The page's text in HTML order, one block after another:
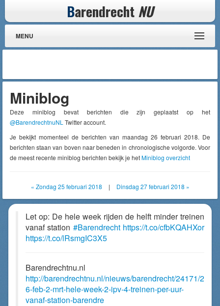
Barendrecht NU
MENU
Miniblog
Deze miniblog bevat berichten die zijn geplaatst op het
@BarendrechtnuNL Twitter account.
Je bekijkt momenteel de berichten van maandag 26 februari 2018. De
berichten staan van boven naar beneden in chronologische volgorde. Voor
de meest recente miniblog berichten bekijk je hetMiniblog overzicht
« Zondag 25 februari 2018 | Dinsdag 27 februari 2018 »
Let op: De hele week rijden de helft minder treinen
vanaf station #Barendrecht https://t.co/cfbKQAHXor
https://t.co/lRsmgIC3X5
Barendrechtnu.nl
http://barendrechtnu.nl/nieuws/barendrecht/24171/2
6-feb-2-mrt-hele-week-2-ipv-4-treinen-per-uur-
vanaf-station-barendre